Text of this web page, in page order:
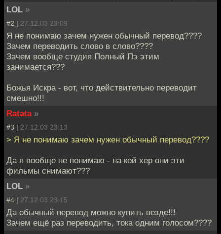
LOL »
#2 | 27.12.03 23:09
Я не понимаю зачем нужен обычный перевод????
Зачем переводить слово в слово????
Зачем вообще студия Полный Пэ этим
занимается???
Божья Искра - вот, что действительно переводит
смешно!!!
Ratata »
#3 | 27.12.03 23:13
> Я не понимаю зачем нужен обычный перевод????
Да я вообще не понимаю - на кой хер они эти
фильмы снимают???
LOL »
#4 | 27.12.03 23:15
Да обычный перевод можно купить везде!!!
Зачем ещё раз переводить, тока одним голосом????